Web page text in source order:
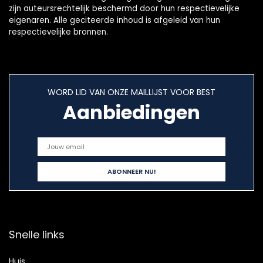
zijn auteursrechtelijk beschermd door hun respectievelijke
eigenaren. Alle geciteerde inhoud is afgeleid van hun
respectievelijke bronnen.
WORD LID VAN ONZE MAILLIJST VOOR BEST
Aanbiedingen
Snelle links